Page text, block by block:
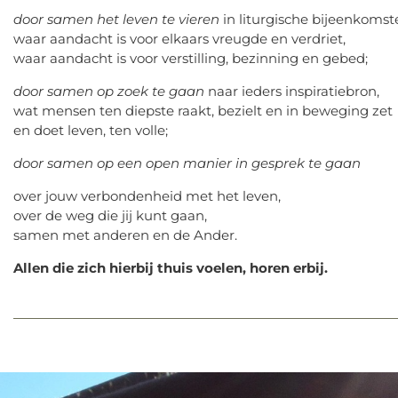
door samen het leven te vieren in liturgische
waar aandacht is voor elkaars vreugde en verdriet,
waar aandacht is voor verstilling, bezinning en gebed;
door samen op zoek te gaan naar ieders inspiratiebron,
wat mensen ten diepste raakt, bezielt en in beweging zet
en doet leven, ten volle;
door samen op een open manier in gesprek te gaan
over jouw verbondenheid met het leven,
over de weg die jij kunt gaan,
samen met anderen en de Ander.
Allen die zich hierbij thuis voelen, horen erbij.